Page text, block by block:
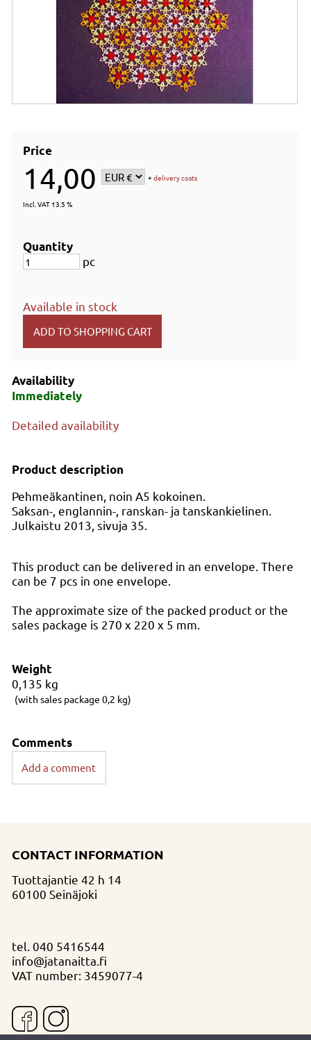
Price
14,00 +delivery costs
Incl. VAT 13.5 %
Quantity
pc
Available in stock
Availability
Immediately
Detailed availability
Product description
Pehmeäkantinen, noin A5 kokoinen.
Saksan-, englannin-, ranskan- ja tanskankielinen.
Julkaistu 2013, sivuja 35.
This product can be delivered in an envelope. There
can be 7 pcs in one envelope.
The approximate size of the packed product or the
sales package is 270 x 220 x 5 mm.
Weight
0,135 kg
(with sales package 0,2 kg)
Comments
Add a comment
CONTACT INFORMATION
Tuottajantie 42 h 14
60100 Seinäjoki
tel. 040 5416544
info@jatanaitta.fi
VAT number: 3459077-4